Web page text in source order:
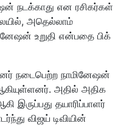
நடக்காது என ரசிகர்கள்
அதெல்லாம்
உறுதி என்பதை பிக்
நடைபெற்ற நாமினேஷன்
அதில் அதிக
இருப்பது தயாரிப்பாளர்
விஜய் டிவியின்